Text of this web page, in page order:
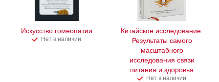
Искусство гомеопатии
Нет в наличии
Китайское исследование.
Результаты самого
масштабного
исследования связи
питания и здоровья
Нет в наличии